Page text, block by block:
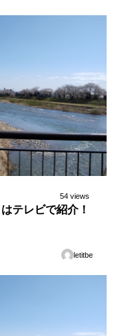
54 views
テレビで紹介！
letitbe